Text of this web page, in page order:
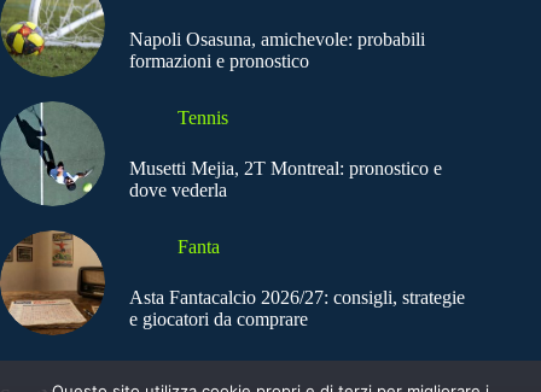
Napoli Osasuna, amichevole: probabili
formazioni e pronostico
Tennis
Musetti Mejia, 2T Montreal: pronostico e
dove vederla
Fanta
Asta Fantacalcio 2026/27: consigli, strategie
e giocatori da comprare